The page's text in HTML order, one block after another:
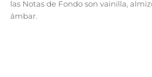
las Notas de Fondo son vainilla,
ámbar.